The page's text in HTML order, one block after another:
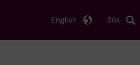
Sök
English